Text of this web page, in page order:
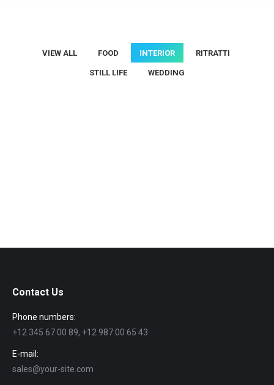
VIEW ALL FOOD INTERIOR RITRATTI
STILL LIFE WEDDING
Contact Us
Phone numbers:
+12 345 67 00 89, +12 987 00 65 43
E-mail:
sales@your-site.com